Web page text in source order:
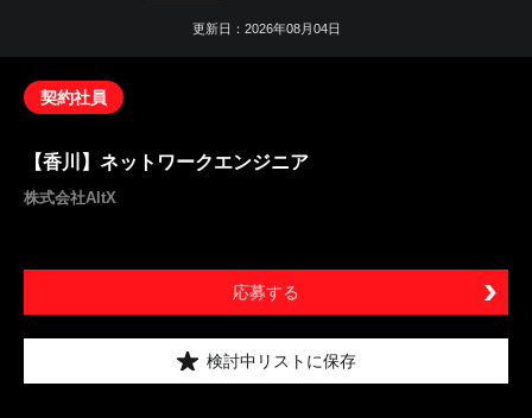
更新日：2026年08月04日
契約社員
【香川】ネットワークエンジニア
株式会社AltX
応募する
検討中リストに保存